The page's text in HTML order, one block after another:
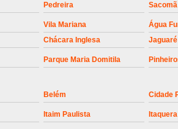
Empresa para
Empresa para
Empresa para
Empresa para Instalação de Trava
Instalação de Motor de Portão
Pedreira Sacomã
Vila Mariana
Água
Chácara Inglesa Jaguaré
Parque Maria Domitila
Belém Cidade
Itaim Paulista Itaquera